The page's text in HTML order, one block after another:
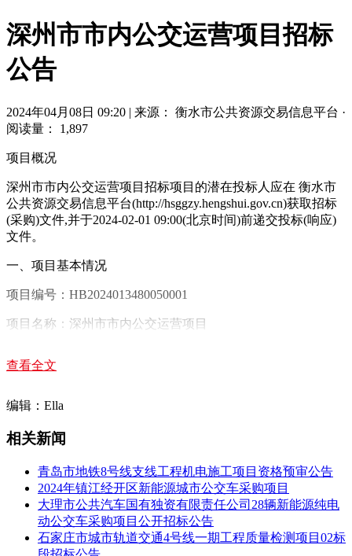
深州市市内公交运营项目招标
公告
2024年04月08日 09:20 | 来源： 衡水市公共资源交易信息平台 ·
阅读量： 1,897
项目概况
深州市市内公交运营项目招标项目的潜在投标人应在 衡水市
公共资源交易信息平台(http://hsggzy.hengshui.gov.cn)获取招标
(采购)文件,并于2024-02-01 09:00(北京时间)前递交投标(响应)
文件。
一、项目基本情况
项目编号：HB2024013480050001
项目名称：深州市市内公交运营项目
最高限价：10200000
采购需求：引进新能源纯电动公交车20部，为深州市市内公交
合同履行期限：三年
本项目不接受联合体投标
二、申请人资格要求
查看全文
编辑：Ella
相关新闻
青岛市地铁8号线支线工程机电施工项目资格预审公告
2024年镇江经开区新能源城市公交车采购项目
大理市公共汽车国有独资有限责任公司28辆新能源纯电
动公交车采购项目公开招标公告
石家庄市城市轨道交通4号线一期工程质量检测项目02标